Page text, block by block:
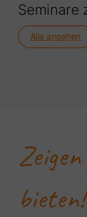
Seminare
Alle ansehen
bieten!